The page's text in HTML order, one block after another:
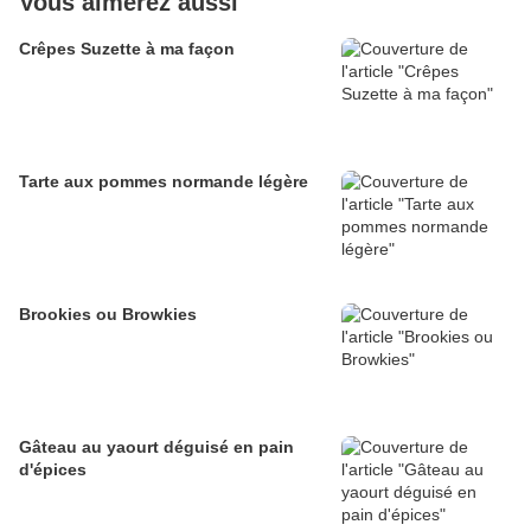
Crêpes Suzette à ma façon
Tarte aux pommes normande légère
Brookies ou Browkies
Gâteau au yaourt déguisé en pain
d'épices